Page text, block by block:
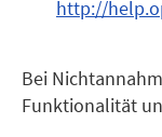
http://
Bei
Funktionalität